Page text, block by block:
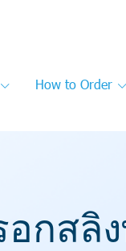
How to Order
อกสลิ